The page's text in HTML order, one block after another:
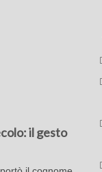
il gesto